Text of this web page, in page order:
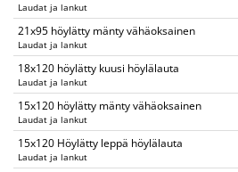
Laudat ja lankut
21x95 höylätty mänty vähäoksainen
Laudat ja lankut
18x120 höylätty kuusi höylälauta
Laudat ja lankut
15x120 höylätty mänty vähäoksainen
Laudat ja lankut
15x120 Höylätty leppä höylälauta
Laudat ja lankut